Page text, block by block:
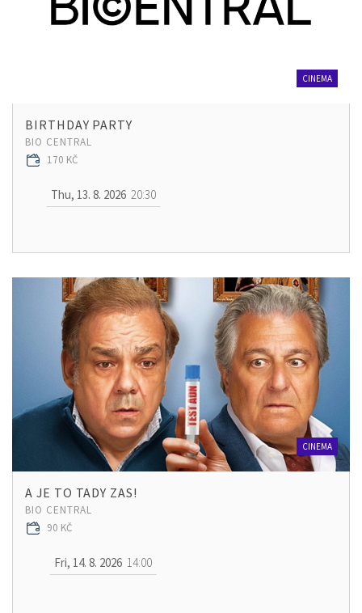
CINEMA
BIRTHDAY PARTY
BIO CENTRAL
170 KČ
Thu, 13. 8. 2026 20:30
CINEMA
A JE TO TADY ZAS!
BIO CENTRAL
90 KČ
Fri, 14. 8. 2026 14:00